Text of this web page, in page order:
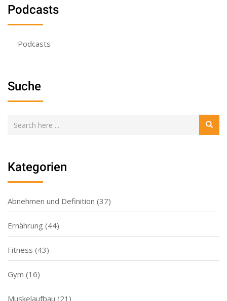
Podcasts
Podcasts
Suche
Kategorien
Abnehmen und Definition (37)
Ernährung (44)
Fitness (43)
Gym (16)
Muskelaufbau (21)